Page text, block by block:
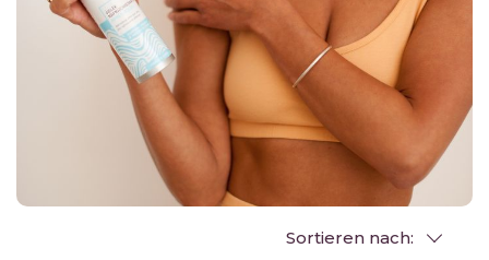
Sortieren nach: